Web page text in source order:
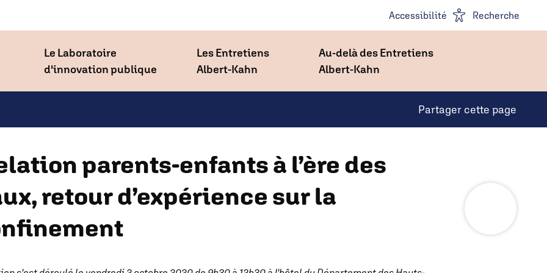
Accessibilité Recherche
Le Laboratoire
d'innovation publique
Les Entretiens
Albert-Kahn
Au-delà des Entretiens
Albert-Kahn
Partager cette page
parents-enfants à l’ère des
retour d’expérience sur la